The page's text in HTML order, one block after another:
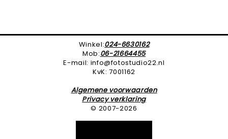
Winkel:024-6630162
Mob:06-21664455
E-mail: info@fotostudio22.nl
KvK: 7001162
Algemene voorwaarden
Privacy verklaring
© 2007-2026